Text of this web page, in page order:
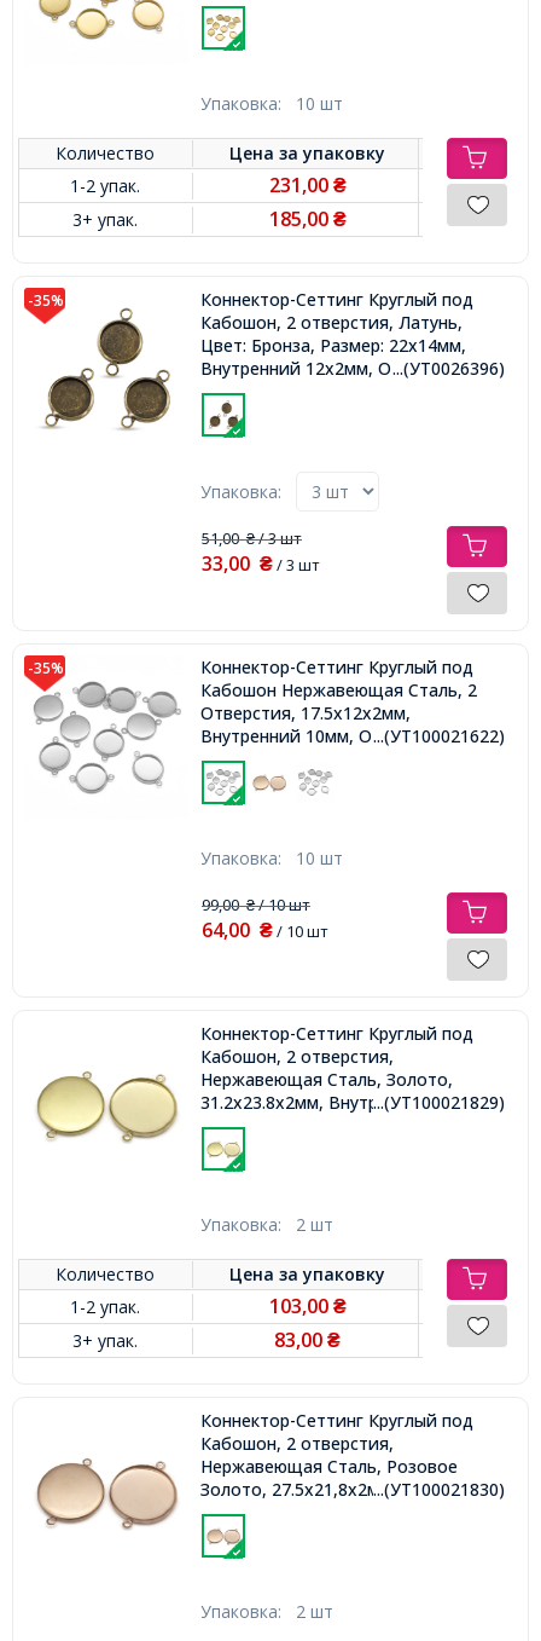
Упаковка: 10 шт
Количество Цена заупаковку
1-2 упак.
231,00 ₴
3+ упак. 185,00 ₴
-35%
Коннектор-Сеттинг Круглый под
Кабошон, 2 отверстия, Латунь,
Цвет: Бронза, Размер: 22х14мм,
Внутренний 12х2мм, Отверстие
2мм,
...(УТ0026396)
Упаковка:
51,00₴/ 3 шт
33,00 ₴/ 3 шт
-35%
Коннектор-Сеттинг Круглый под
Кабошон Нержавеющая Сталь, 2
Отверстия, 17.5x12x2мм,
Внутренний 10мм, Отверстие 2мм,
...(УТ100021622)
Упаковка: 10 шт
99,00₴/ 10 шт
64,00 ₴/ 10 шт
Коннектор-Сеттинг Круглый под
Кабошон, 2 отверстия,
Нержавеющая Сталь, Золото,
31.2x23.8x2мм, Внутренний 22мм,
Отверстие 2.2мм,
...(УТ100021829)
Упаковка: 2 шт
Количество Цена заупаковку
1-2 упак.
103,00 ₴
3+ упак. 83,00₴
Коннектор-Сеттинг Круглый под
Кабошон, 2 отверстия,
Нержавеющая Сталь, Розовое
Золото, 27.5х21,8х2мм, Внутренний
20мм, Отв.1.8мм,
...(УТ100021830)
Упаковка: 2 шт